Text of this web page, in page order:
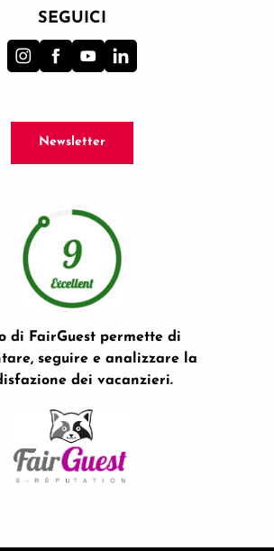
SEGUICI
Newsletter
di FairGuest permette di
seguire e analizzare la
dei vacanzieri.